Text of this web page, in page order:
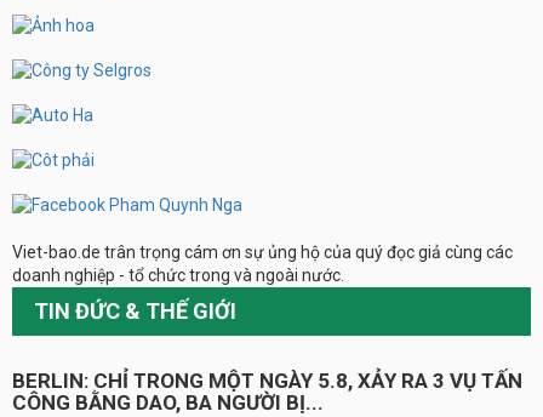
Viet-bao.de trân trọng cám ơn sự ủng hộ của quý đọc giả cùng các
doanh nghiệp - tổ chức trong và ngoài nước.
TIN ĐỨC & THẾ GIỚI
BERLIN: CHỈ TRONG MỘT NGÀY 5.8, XẢY RA 3 VỤ TẤN
CÔNG BẰNG DAO, BA NGƯỜI BỊ...